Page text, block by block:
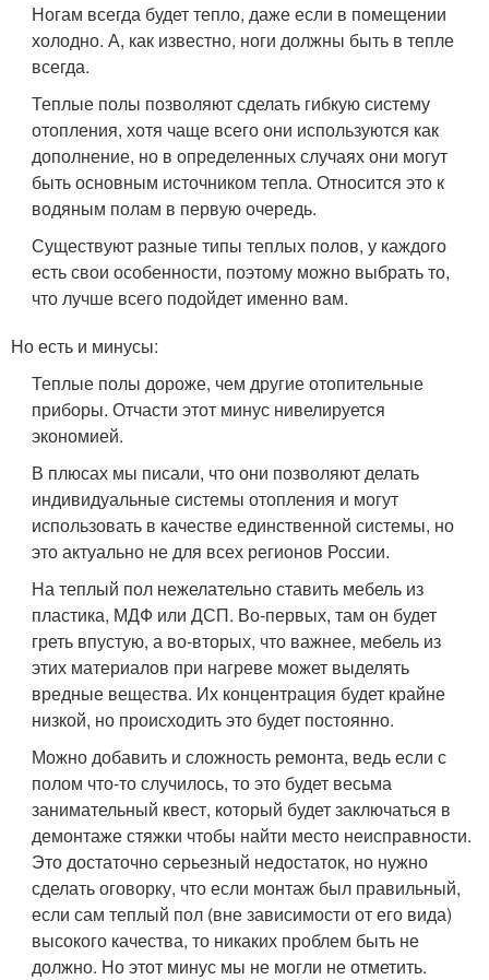
Ногам всегда будет тепло, даже если в помещении
холодно. А, как известно, ноги должны быть в тепле
всегда.
Теплые полы позволяют сделать гибкую систему
отопления, хотя чаще всего они используются как
дополнение, но в определенных случаях они могут
быть основным источником тепла. Относится это к
водяным полам в первую очередь.
Существуют разные типы теплых полов, у каждого
есть свои особенности, поэтому можно выбрать то,
что лучше всего подойдет именно вам.
Но есть и минусы:
Теплые полы дороже, чем другие отопительные
приборы. Отчасти этот минус нивелируется
экономией.
В плюсах мы писали, что они позволяют делать
индивидуальные системы отопления и могут
использовать в качестве единственной системы, но
это актуально не для всех регионов России.
На теплый пол нежелательно ставить мебель из
пластика, МДФ или ДСП. Во-первых, там он будет
греть впустую, а во-вторых, что важнее, мебель из
этих материалов при нагреве может выделять
вредные вещества. Их концентрация будет крайне
низкой, но происходить это будет постоянно.
Можно добавить и сложность ремонта, ведь если с
полом что-то случилось, то это будет весьма
занимательный квест, который будет заключаться в
демонтаже стяжки чтобы найти место неисправности.
Это достаточно серьезный недостаток, но нужно
сделать оговорку, что если монтаж был правильный,
если сам теплый пол (вне зависимости от его вида)
высокого качества, то никаких проблем быть не
должно. Но этот минус мы не могли не отметить.